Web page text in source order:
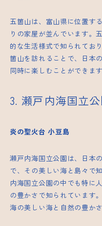
五箇山は、富山県に位置す
りの家屋が並んでいます。
的な生活様式で知られてお
箇山を訪れることで、日本
同時に楽しむことができます
3. 瀬戸内海国立
炎の聖火台 小豆島
瀬戸内海国立公園は、日本
で、その美しい海と島々で
内海国立公園の中でも特に
の豊かさで知られています
海の美しい海と自然の豊か